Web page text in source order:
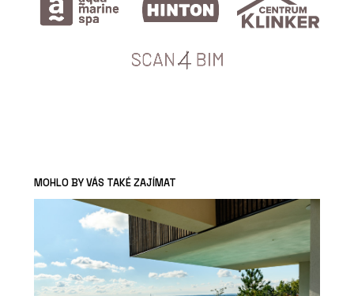
MOHLO BY VÁS TAKÉ ZAJÍMAT